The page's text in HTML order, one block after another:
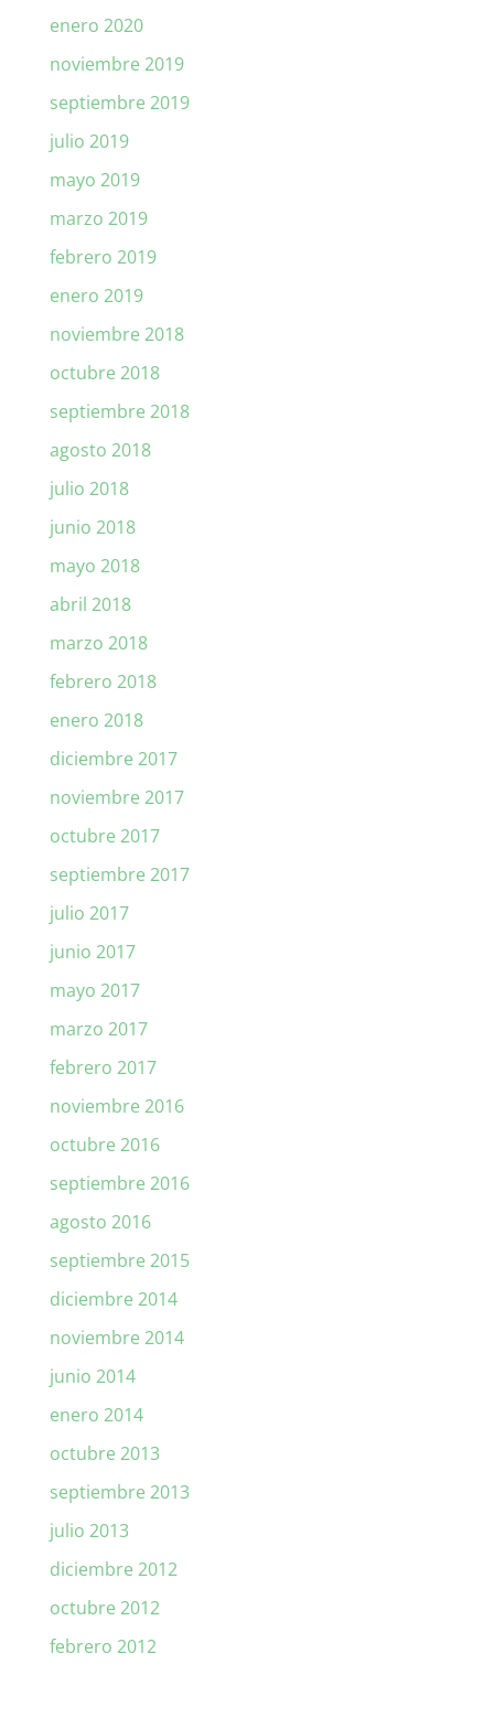
enero 2020
noviembre 2019
septiembre 2019
julio 2019
mayo 2019
marzo 2019
febrero 2019
enero 2019
noviembre 2018
octubre 2018
septiembre 2018
agosto 2018
julio 2018
junio 2018
mayo 2018
abril 2018
marzo 2018
febrero 2018
enero 2018
diciembre 2017
noviembre 2017
octubre 2017
septiembre 2017
julio 2017
junio 2017
mayo 2017
marzo 2017
febrero 2017
noviembre 2016
octubre 2016
septiembre 2016
agosto 2016
septiembre 2015
diciembre 2014
noviembre 2014
junio 2014
enero 2014
octubre 2013
septiembre 2013
julio 2013
diciembre 2012
octubre 2012
febrero 2012